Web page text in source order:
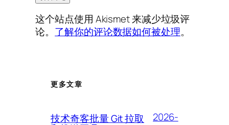
这个站点使用 Akismet 来减少垃圾评
论。 了解你的评论数据如何被处理。
更多文章
技术奇客批量 Git 拉取
2026-